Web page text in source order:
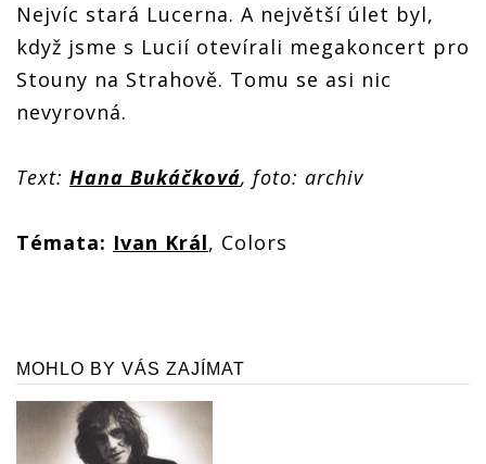
Nejvíc stará Lucerna. A největší úlet byl,
když jsme s Lucií otevírali megakoncert pro
Stouny na Strahově. Tomu se asi nic
nevyrovná.
Text: Hana Bukáčková, foto: archiv
Témata: Ivan Král, Colors
MOHLO BY VÁS ZAJÍMAT